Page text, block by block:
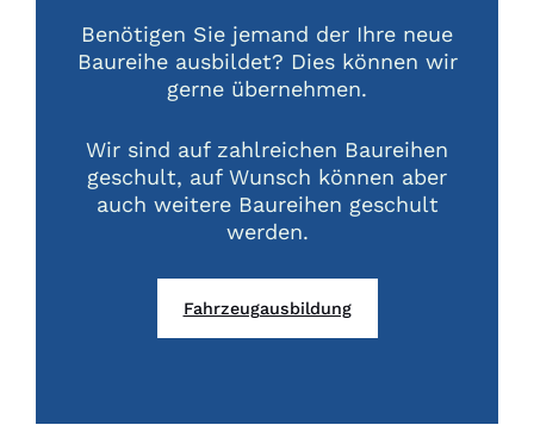
Benötigen Sie jemand der Ihre neue
Baureihe ausbildet? Dies können wir
gerne übernehmen.
Wir sind auf zahlreichen Baureihen
geschult, auf Wunsch können aber
auch weitere Baureihen geschult
werden.
Fahrzeugausbildung